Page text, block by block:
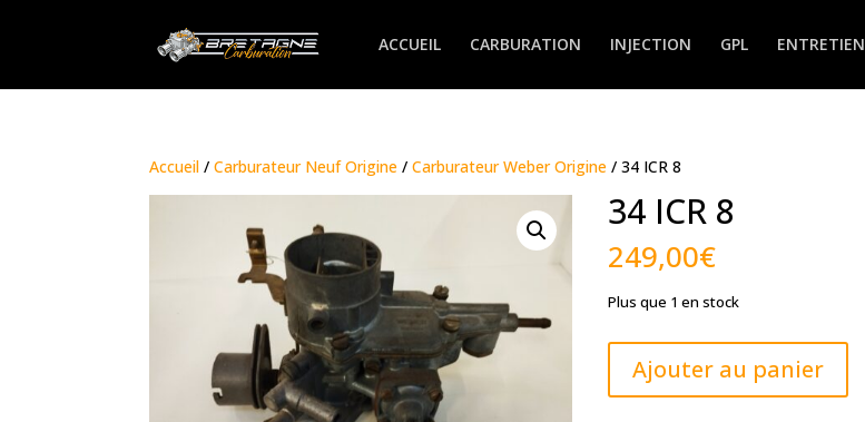
ACCUEIL CARBURATION INJECTION GPL ENTRETIEN
Accueil /Carburateur Neuf Origine /Carburateur Weber Origine / 34 ICR 8
34 ICR 8
249,00€
Plus que 1 en stock
34
Ajouter au panier